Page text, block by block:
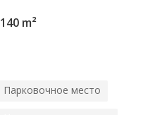
140 m²
Парковочное место